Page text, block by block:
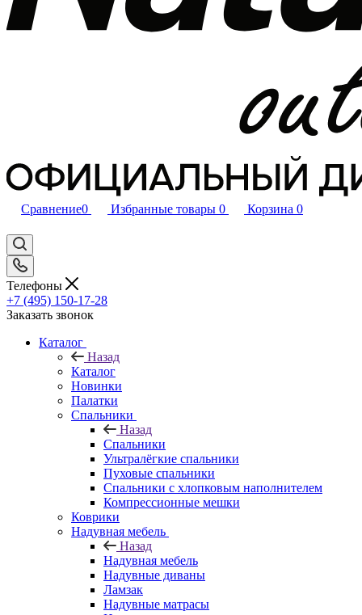
Сравнение0 Избранные товары 0 Корзина 0
Телефоны
+7 (495) 150-17-28
Заказать звонок
Каталог
Назад
Каталог
Новинки
Палатки
Спальники
Назад
Спальники
Ультралёгкие спальники
Пуховые спальники
Спальники с хлопковым наполнителем
Компрессионные мешки
Коврики
Надувная мебель
Назад
Надувная мебель
Надувные диваны
Ламзак
Надувные матрасы